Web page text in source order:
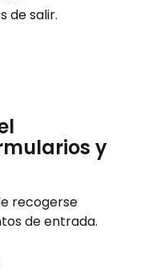
de salir.
y
recogerse
de entrada.